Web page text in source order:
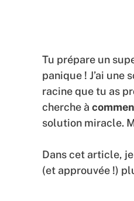
Tu prépare un
panique ! J’ai
racine que tu as
cherche à
solution miracle.
Dans cet article,
(et approuvée !)